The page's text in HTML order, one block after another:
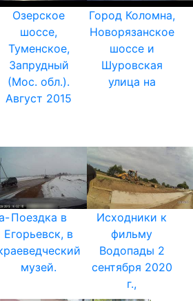
Озерское
шоссе,
Туменское,
Запрудный
(Мос. обл.).
Август 2015
Город Коломна,
Новорязанское
шоссе и
Шуровская
улица на
Поездка в
Егорьевск, в
музей.
Исходники к
фильму
Водопады 2
сентября 2020
г.,